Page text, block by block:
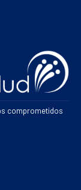
comprometidos